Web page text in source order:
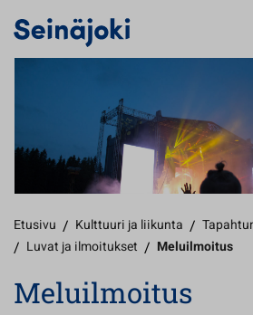
Etusivu / Kulttuuri ja liikunta /
/ Luvat ja ilmoitukset / Meluilmoitus
Meluilmoitus